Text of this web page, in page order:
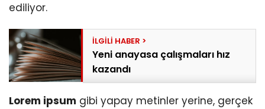
ediliyor.
Yeni anayasa çalışmaları hız
kazandı
Lorem ipsum gibi yapay metinler yerine, gerçek